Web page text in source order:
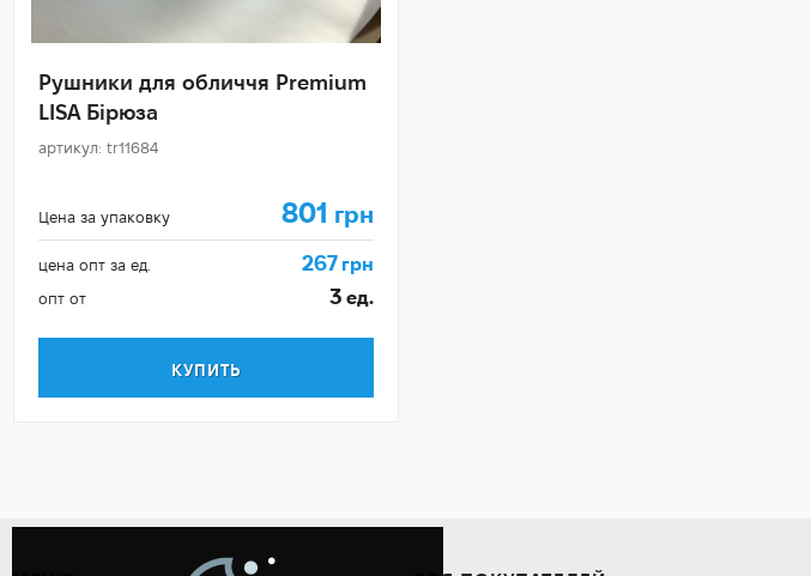
Рушники для обличчя Premium
LISA Бірюза
артикул: tr11684
Цена за упаковку 801 грн
цена опт за ед. 267 грн
опт от 3 ед.
КУПИТЬ